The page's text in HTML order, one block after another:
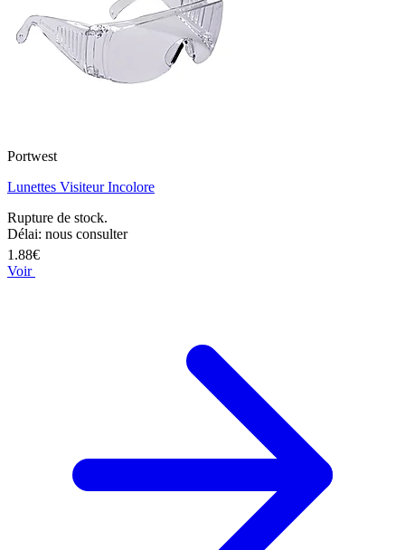
Portwest
Lunettes Visiteur Incolore
Rupture de stock.
Délai: nous consulter
1.88€
Voir